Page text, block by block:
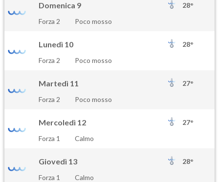
Domenica 9
28°
Forza 2
Poco mosso
Lunedì 10
28°
Forza 2
Poco mosso
Martedì 11
27°
Forza 2
Poco mosso
Mercoledì 12
27°
Forza 1
Calmo
Giovedì 13
28°
Forza 1
Calmo